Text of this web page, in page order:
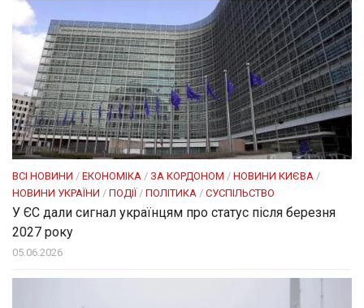
ВСІ НОВИНИ / ЕКОНОМІКА / ЗА КОРДОНОМ / НОВИНИ КИЄВА /
НОВИНИ УКРАЇНИ / ПОДІЇ/ ПОЛІТИКА / СУСПІЛЬСТВО
У ЄС дали сигнал українцям про статус після березня
2027 року
05.06.2026